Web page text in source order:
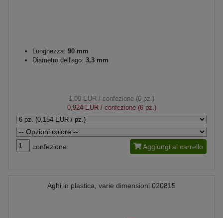
Lunghezza: 90 mm
Diametro dell'ago: 3,3 mm
1,09 EUR/ confezione (6 pz.)
0,924 EUR/ confezione (6 pz.)
confezione Aggiungi al carrello
Aghi in plastica, varie dimensioni 020815